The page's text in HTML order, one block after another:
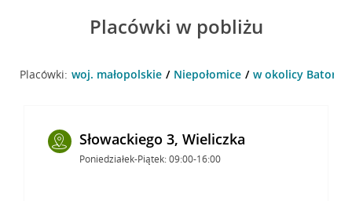
Placówki w pobliżu
Placówki: woj. małopolskie Niepołomice w okolicy
Słowackiego 3, Wieliczka
Poniedziałek-Piątek: 09:00-16:00